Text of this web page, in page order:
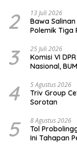
2 13 Juli 2026
Bawa Salinan
Polemik Tiga
3 25 Juli 2026
Komisi VI
Nasional,
4 5 Agustus 2026
Triv Group
Sorotan
5 8 Agustus 2026
Tol
Ini Tahapan